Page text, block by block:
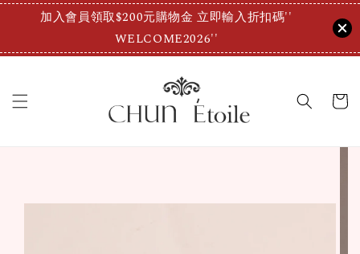
加入會員領取$200元購物金 立即輸入折扣碼''
WELCOME2026''